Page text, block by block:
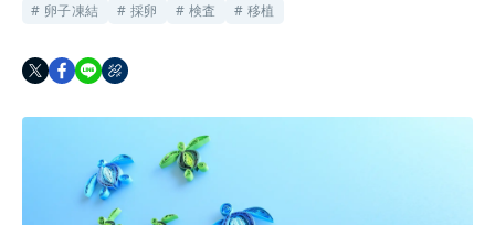
# 卵子凍結 # 採卵 # 検査 # 移植